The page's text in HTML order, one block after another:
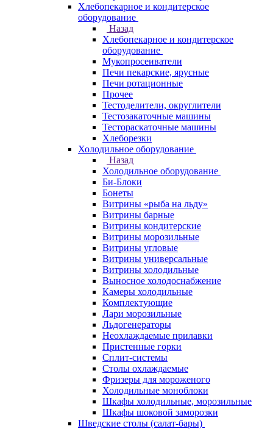
Хлебопекарное и кондитерское
оборудование
Назад
Хлебопекарное и кондитерское
оборудование
Мукопросеиватели
Печи пекарские, ярусные
Печи ротационные
Прочее
Тестоделители, округлители
Тестозакаточные машины
Тестораскаточные машины
Хлеборезки
Холодильное оборудование
Назад
Холодильное оборудование
Би-Блоки
Бонеты
Витрины «рыба на льду»
Витрины барные
Витрины кондитерские
Витрины морозильные
Витрины угловые
Витрины универсальные
Витрины холодильные
Выносное холодоснабжение
Камеры холодильные
Комплектующие
Лари морозильные
Льдогенераторы
Неохлаждаемые прилавки
Пристенные горки
Сплит-системы
Столы охлаждаемые
Фризеры для мороженого
Холодильные моноблоки
Шкафы холодильные, морозильные
Шкафы шоковой заморозки
Шведские столы (салат-бары)